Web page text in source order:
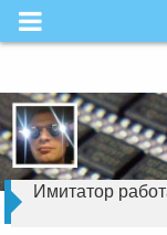
Skip
to
Имитатор